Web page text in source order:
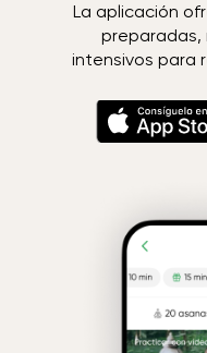
La aplicación
preparadas,
intensivos para